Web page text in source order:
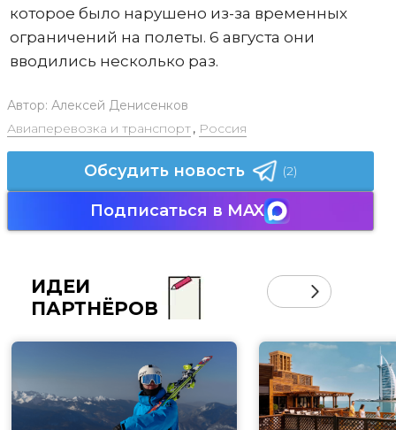
которое было нарушено из-за временных
ограничений на полеты. 6 августа они
вводились несколько раз.
Автор: Алексей Денисенков
Авиаперевозка и транспорт, Россия
Обсудить новость (2)
Подписаться в MAX
ИДЕИ
ПАРТНЁРОВ